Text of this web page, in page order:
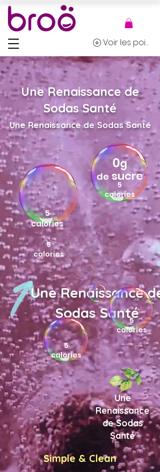
Voir les points
Une Renaissance de
Sodas Santé
Une Renaissance de Sodas Santé
5
calories
5
calories
0g
de sucre
5
calories
Une Renaissance de
Sodas Santé
5
calories
5
calories
Une
Renaissance
de Sodas
Santé
Simple & Clean